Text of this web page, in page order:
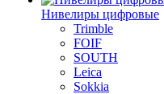
Нивелиры цифровые
Trimble
FOIF
SOUTH
Leica
Sokkia